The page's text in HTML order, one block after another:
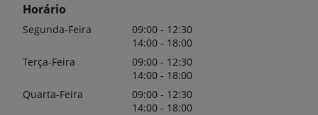
Horário
Segunda-Feira
09:00 - 12:30
14:00 - 18:00
Terça-Feira
09:00 - 12:30
14:00 - 18:00
Quarta-Feira
09:00 - 12:30
14:00 - 18:00